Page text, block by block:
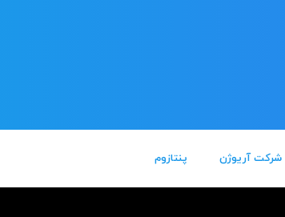
شرکت آریوژن پنتازوم